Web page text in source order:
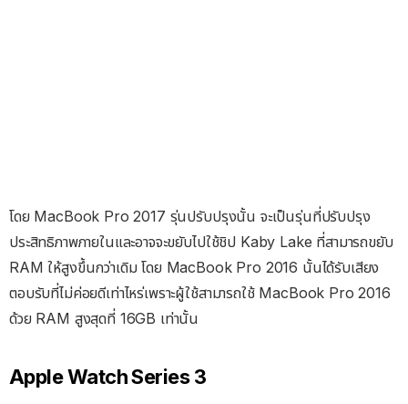
โดย MacBook Pro 2017 รุ่นปรับปรุงนั้น จะเป็นรุ่นที่ปรับปรุง
ประสิทธิภาพภายในและอาจจะขยับไปใช้ชิป Kaby Lake ที่สามารถขยับ
RAM ให้สูงขึ้นกว่าเดิม โดย MacBook Pro 2016 นั้นได้รับเสียง
ตอบรับที่ไม่ค่อยดีเท่าไหร่เพราะผู้ใช้สามารถใช้ MacBook Pro 2016
ด้วย RAM สูงสุดที่ 16GB เท่านั้น
Apple Watch Series 3